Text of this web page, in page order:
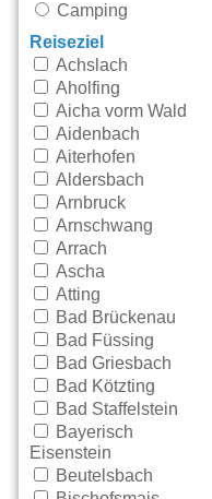
Camping
Reiseziel
Achslach
Aholfing
Aicha vorm Wald
Aidenbach
Aiterhofen
Aldersbach
Arnbruck
Arnschwang
Arrach
Ascha
Atting
Bad Brückenau
Bad Füssing
Bad Griesbach
Bad Kötzting
Bad Staffelstein
Bayerisch
Eisenstein
Beutelsbach